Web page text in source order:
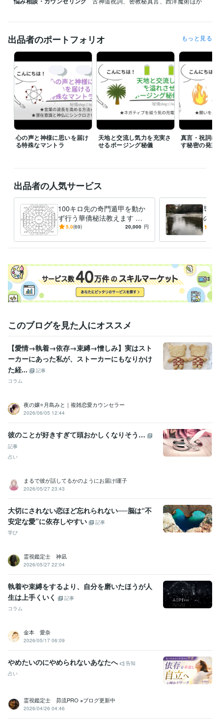
出品者のポートフォリオ もっと見る
心の声と神様に思いを届け
る特殊なマントラ
天地と交流し気力を充実さ
せるポージング秘儀
真言・祝詞に
す秘密の発声
出品者の人気サービス
100キロ先の奇門遁甲を動か
ず行う華僑秘法教えます 直
伝☆遠方へ旅行しなくても方
5.0(69) 20,000 円
専用
のご
このブログを見た人にオススメ
【愛情→執着→依存→束縛→憎しみ】実はスト
ーカーにあった私が、ストーカーにもなりかけ
た経...
記事
コラム
夜の嬢⭐月島みと｜複雑恋愛カウンセラー
2026/06/05 12:44
彼のことが好きすぎて頭おかしくなりそう…
記事
占い
まるで彼が話してるかのようにお届けl運子
2026/05/27 23:43
大切にされない恋ほど忘れられない──脳は“不
安定な愛”に依存しやすい
記事
学び
霊視鑑定士 神凪
2026/05/27 22:04
執着や束縛をするより、自分を磨いたほうが人
生は上手くいく
記事
コラム
金本 愛奈
2026/05/17 06:09
やめたいのにやめられないあなたへ
告知
占い
霊視鑑定士 昴流PRO ※ブログ更新中
2026/04/26 04:46